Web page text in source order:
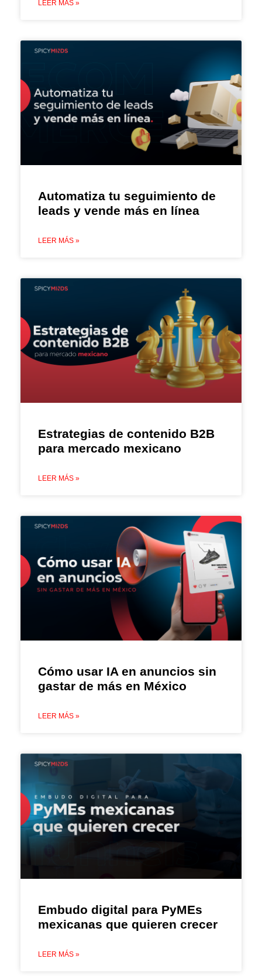
LEER MÁS »
Automatiza tu seguimiento de
leads y vende más en línea
LEER MÁS »
Estrategias de contenido B2B
para mercado mexicano
LEER MÁS »
Cómo usar IA en anuncios sin
gastar de más en México
LEER MÁS »
Embudo digital para PyMEs
mexicanas que quieren crecer
LEER MÁS »